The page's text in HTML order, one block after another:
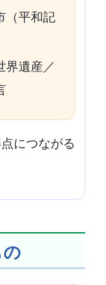
（平和記
界遺産／
につながる